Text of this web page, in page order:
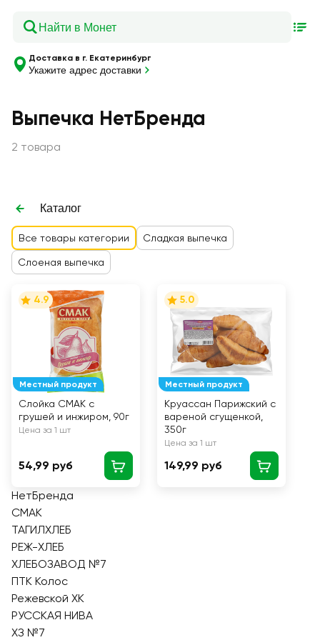
Доставка в г. Екатеринбург
Укажите адрес доставки
Выпечка НетБренда
2 товара
Каталог
Все товары категории Сладкая выпечка
Слоеная выпечка
Местный продукт
4.9
Слойка СМАК с
грушей и инжиром, 90г
Цена за 1 шт
54,99 руб
Местный продукт
5.0
Круассан Парижский с
вареной сгущенкой,
350г
Цена за 1 шт
149,99 руб
НетБренда
СМАК
ТАГИЛХЛЕБ
РЕЖ-ХЛЕБ
ХЛЕБОЗАВОД №7
ПТК Колос
Режевской ХК
РУССКАЯ НИВА
ХЗ №7